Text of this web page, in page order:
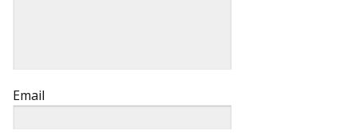
Email